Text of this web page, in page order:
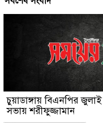
চুয়াডাঙ্গায় বিএনপির
সভায় শরীফুজ্জামান